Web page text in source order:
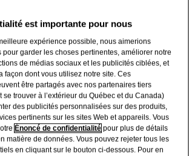
hydratant Neutrogena®
NEUTROGENA®Hydro Boost
pour une peau douce et souple. Ce gel
en une mousse soyeuse qui élimine
et les impuretés. À base d’acide
et maintient l’hydratation de la peau,
et la laisse propre et souple au toucher,
est importante pour nous
expérience possible, nous aimerions
pour garder les choses pertinentes, améliorer notre
de médias sociaux et les publicités ciblées, et
façon dont vous utilisez notre site. Ces
être partagés avec nos partenaires tiers
se trouver à l’extérieur du Québec et du Canada)
des publicités personnalisées sur des produits,
pertinents sur les sites Web et appareils. Vous
Énoncé de confidentialité pour plus de détails
matière de données. Vous pouvez rejeter tous les
en cliquant sur le bouton ci-dessous. Pour en